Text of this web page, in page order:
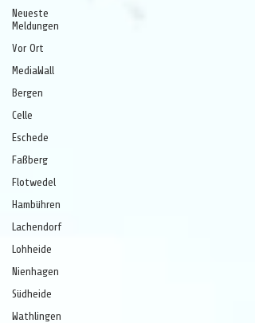
Neueste
Meldungen
Vor Ort
MediaWall
Bergen
Celle
Eschede
Faßberg
Flotwedel
Hambühren
Lachendorf
Lohheide
Nienhagen
Südheide
Wathlingen